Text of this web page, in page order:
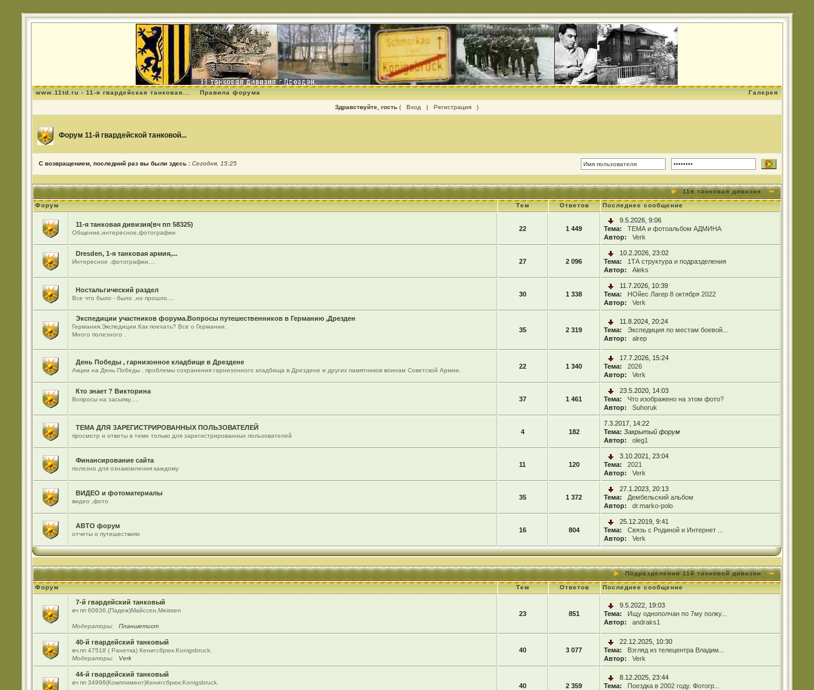
www.11td.ru - 11-я гвардейская танковая... Правила форума Галерея
Здравствуйте, гость ( Вход | Регистрация )
Форум 11-й гвардейской танковой...
С возвращением, последний раз вы были здесь : Сегодня, 15:25
11я танковая дивизия
Форум Тем Ответов Последнее сообщение
11-я танковая дивизия(вч пп 58325)
Общение,интересное,фотографии
22 1 449
9.5.2026, 9:06
Тема:
ТЕМА и фотоальбом АДМИНА
Автор:
Verk
Dresden, 1-я танковая армия,...
Интересное .фотографии.... 27 2 096
10.2.2026, 23:02
Тема:
1ТА структура и подразделения
Автор:
Aleks
Ностальгический раздел
Все что было - было ,но прошло....
30 1 338
11.7.2026, 10:39
Тема:
НОйес Лагер 8 октября 2022
Автор:
Verk
Экспедиции участников форума.Вопросы путешественников в Германию ,Дрезден
Германия.Экспедиции.Как поехать? Все о Германии.
Много полезного .
35 2 319
11.8.2024, 20:24
Тема:
Экспедиция по местам боевой...
Автор:
alrep
День Победы , гарнизонное кладбище в Дрездене
Акции на День Победы , проблемы сохранения гарнизонного кладбища в Дрездене и других памятников воинам Советской Армии.
22 1 340
17.7.2026, 15:24
Тема:
2026
Автор:
Verk
Кто знает ? Викторина
Вопросы на засыпку..... 37 1 461
23.5.2020, 14:03
Тема:
Что изображено на этом фото?
Автор:
Suhoruk
ТЕМА ДЛЯ ЗАРЕГИСТРИРОВАННЫХ ПОЛЬЗОВАТЕЛЕЙ
просмотр и ответы в теме только для зарегистрированных пользователей
4 182
7.3.2017, 14:22
Тема: Закрытый форум
Автор:
oleg1
Финансирование сайта
полезно для ознакомления каждому
11 120
3.10.2021, 23:04
Тема:
2021
Автор:
Verk
ВИДЕО и фотоматериалы
видео ,фото
35 1 372
27.1.2023, 20:13
Тема:
Дембельский альбом
Автор:
dr.marko-polo
АВТО форум
отчеты о путешествиях
16 804
25.12.2019, 9:41
Тема:
Связь с Родиной и Интернет ...
Автор:
Verk
Подразделения 11й танковой дивизии
Форум Тем Ответов Последнее сообщение
7-й гвардейский танковый
вч пп 60636,(Падеж)Майсcен,Meissen
Модераторы: Планшетист
23 851
9.5.2022, 19:03
Тема:
Ищу однополчан по 7му полку...
Автор:
andraks1
40-й гвардейский танковый
вч.пп 47518 ( Ранетка) Кенигсбрюк.Konigsbruck.
Модераторы:
Verk
40 3 077
22.12.2025, 10:30
Тема:
Взгляд из телецентра Владим...
Автор:
Verk
44-й гвардейский танковый
вч пп 34998(Комплимент)Кенигсбрюк.Konigsbruck. 40 2 359
8.12.2025, 23:44
Тема:
Поездка в 2002 году. Фотогр...